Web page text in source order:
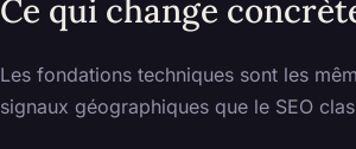
Ce qui change
Les fondations techniques sont les
signaux géographiques que le SEO